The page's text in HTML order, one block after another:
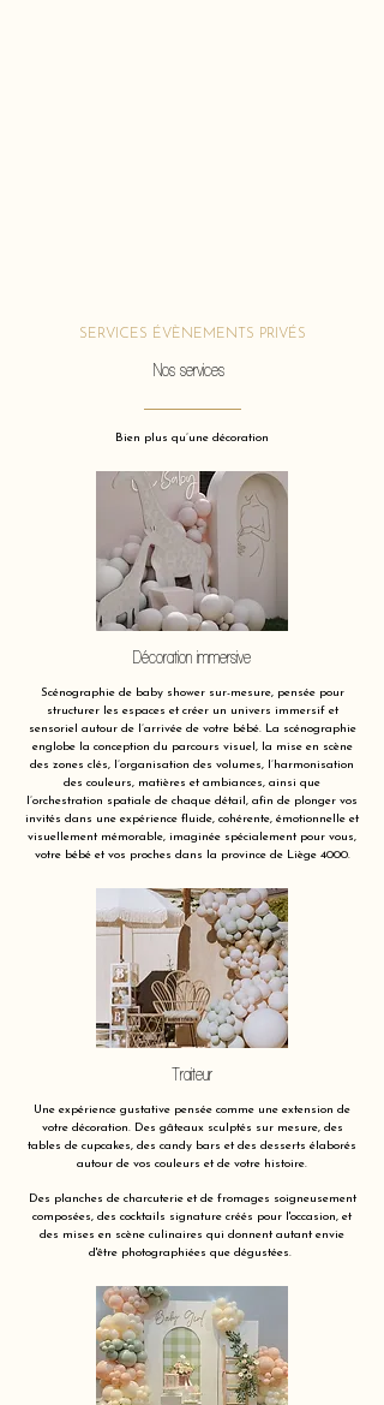
SERVICES ÉVÈNEMENTS PRIVÉS
Nos services
Bien plus qu’une décoration
Décoration immersive
Scénographie de baby shower sur-mesure, pensée pour
structurer les espaces et créer un univers immersif et
sensoriel autour de l’arrivée de votre bébé. La scénographie
englobe la conception du parcours visuel, la mise en scène
des zones clés, l’organisation des volumes, l’harmonisation
des couleurs, matières et ambiances, ainsi que
l’orchestration spatiale de chaque détail, afin de plonger vos
invités dans une expérience fluide, cohérente, émotionnelle et
visuellement mémorable, imaginée spécialement pour vous,
votre bébé et vos proches dans la province de Liège 4000.
Traiteur
Une expérience gustative pensée comme une extension de
votre décoration. Des gâteaux sculptés sur mesure, des
tables de cupcakes, des candy bars et des desserts élaborés
autour de vos couleurs et de votre histoire.
Des planches de charcuterie et de fromages soigneusement
composées, des cocktails signature créés pour l'occasion, et
des mises en scène culinaires qui donnent autant envie
d'être photographiées que dégustées.